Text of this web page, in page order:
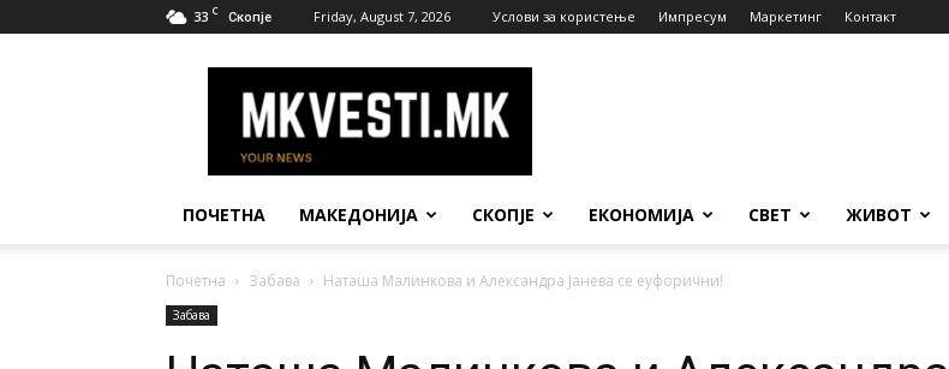
33 C Скопје Friday, August 7, 2026 Услови за користење Импресум Маркетинг Контакт
Вести
ПОЧЕТНА МАКЕДОНИЈА СКОПЈЕ ЕКОНОМИЈА СВЕТ ЖИВОТ
Почетна Забава Наташа Малинкова и Александра Јанева се еуфорични!
Забава